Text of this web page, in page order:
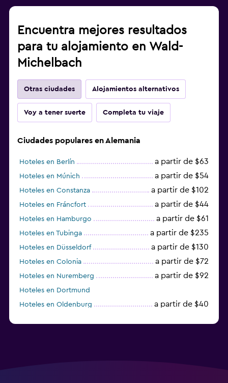
Encuentra mejores resultados
para tu alojamiento en Wald-
Michelbach
Otras ciudades Alojamientos alternativos
Voy a tener suerte Completa tu viaje
Ciudades populares en Alemania
Hoteles en Berlín a partir de $63
Hoteles en Múnich a partir de $54
Hoteles en Constanza a partir de $102
Hoteles en Fráncfort a partir de $44
Hoteles en Hamburgo a partir de $61
Hoteles en Tubinga a partir de $235
Hoteles en Düsseldorf a partir de $130
Hoteles en Colonia a partir de $72
Hoteles en Nuremberg a partir de $92
Hoteles en Dortmund
Hoteles en Oldenburg
a partir de $40